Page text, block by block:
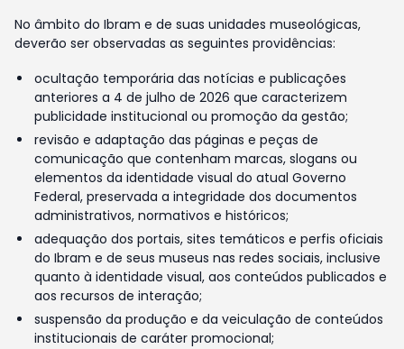
No âmbito do Ibram e de suas unidades museológicas,
deverão ser observadas as seguintes providências:
ocultação temporária das notícias e publicações
anteriores a 4 de julho de 2026 que caracterizem
publicidade institucional ou promoção da gestão;
revisão e adaptação das páginas e peças de
comunicação que contenham marcas, slogans ou
elementos da identidade visual do atual Governo
Federal, preservada a integridade dos documentos
administrativos, normativos e históricos;
adequação dos portais, sites temáticos e perfis oficiais
do Ibram e de seus museus nas redes sociais, inclusive
quanto à identidade visual, aos conteúdos publicados e
aos recursos de interação;
suspensão da produção e da veiculação de conteúdos
institucionais de caráter promocional;